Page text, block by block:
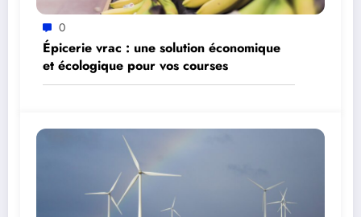
0
Épicerie vrac : une solution économique
et écologique pour vos courses